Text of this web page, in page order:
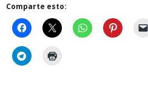
Comparte esto: